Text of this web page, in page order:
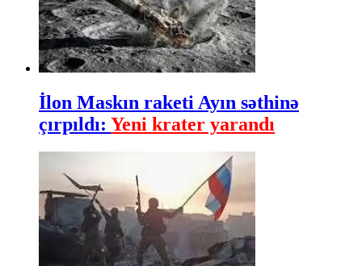
İlon Maskın raketi Ayın səthinə
çırpıldı: Yeni krater yarandı